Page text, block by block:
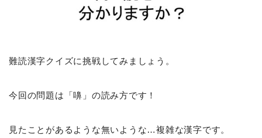
難読漢字クイズに挑戦してみましょう。
今回の問題は「嚊」の読み方です！
見たことがあるような無いような…複雑な漢字です。